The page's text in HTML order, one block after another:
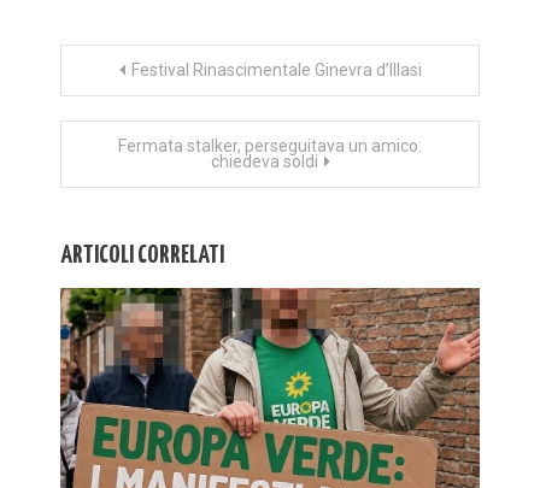
Navigazione
articoli
Festival Rinascimentale Ginevra d’Illasi
Fermata stalker, perseguitava un amico:
chiedeva soldi
ARTICOLI CORRELATI